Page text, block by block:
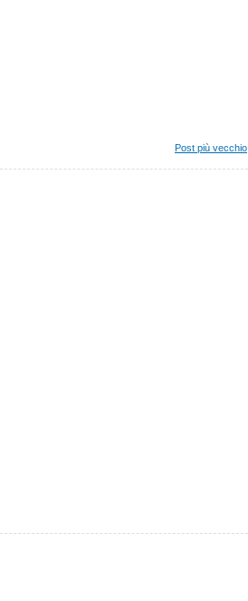
Post più vecchio